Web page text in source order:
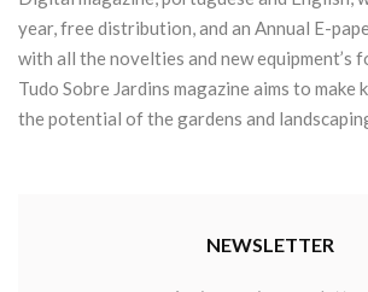
year, free distribution, and an Annual E-
with all the novelties and new equipment’s
Tudo Sobre Jardins magazine aims to make
the potential of the gardens and
NEWSLETTER